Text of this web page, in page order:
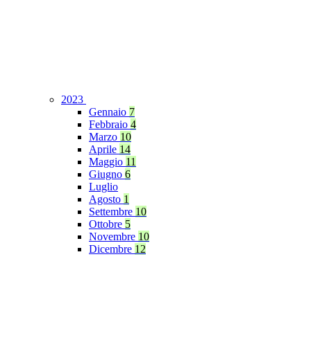
2023
Gennaio 7
Febbraio 4
Marzo 10
Aprile 14
Maggio 11
Giugno 6
Luglio
Agosto 1
Settembre 10
Ottobre 5
Novembre 10
Dicembre 12